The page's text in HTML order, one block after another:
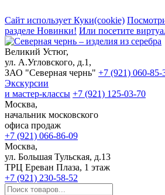
Сайт использует Куки(cookie)
разделе Новинки! Или посетите
Великий Устюг,
ул. А.Угловского, д.1,
ЗАО "Северная чернь" +7 (921) 060-85-
Экскурсии
и мастер-классы +7 (921) 125-03-70
Москва,
начальник московского
офиса продаж
+7 (921) 066-86-09
Москва,
ул. Большая Тульская, д.13
ТРЦ Ереван Плаза, 1 этаж
+7 (921) 230-58-52